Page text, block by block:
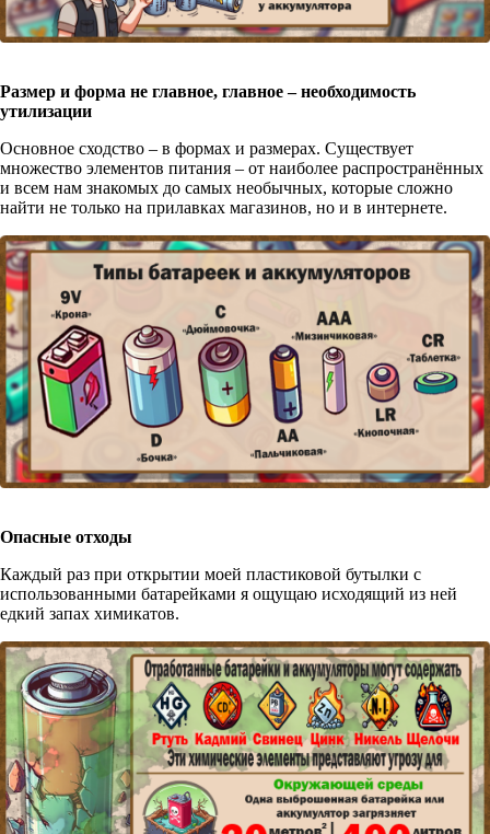
Размер и форма не главное, главное – необходимость
утилизации
Основное сходство – в формах и размерах. Существует
множество элементов питания – от наиболее распространённых
и всем нам знакомых до самых необычных, которые сложно
найти не только на прилавках магазинов, но и в интернете.
Опасные отходы
Каждый раз при открытии моей пластиковой бутылки с
использованными батарейками я ощущаю исходящий из ней
едкий запах химикатов.